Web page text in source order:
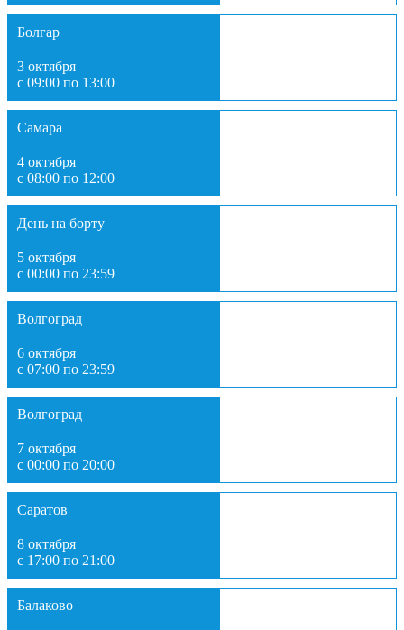
Болгар
3 октября
с 09:00 по 13:00
Самара
4 октября
с 08:00 по 12:00
День на борту
5 октября
с 00:00 по 23:59
Волгоград
6 октября
с 07:00 по 23:59
Волгоград
7 октября
с 00:00 по 20:00
Саратов
8 октября
с 17:00 по 21:00
Балаково